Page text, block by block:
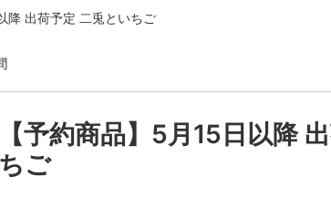
降 出荷予定 二兎といちご
【予約商品】5月15日以降
ちご